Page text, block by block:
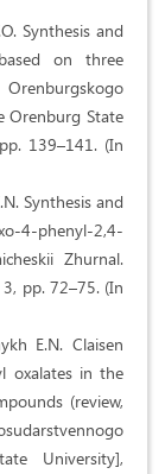
Synthesis and
on three
Orenburg State
139–141. (In
Synthesis and
4-phenyl-2,4-
Zhurnal.
pp. 72–75. (In
E.N. Claisen
oxalates in the
(review,
University],